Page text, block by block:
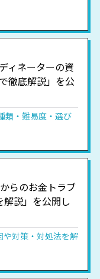
ィネーターの資
徹底解説」を公
類・難易度・選び
らのお金トラブ
説」を公開し
対策・対処法を解